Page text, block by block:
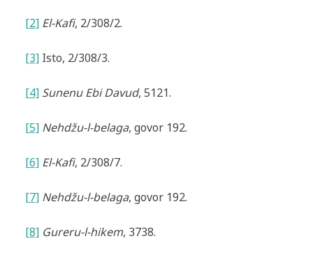
[2] El-Kafi, 2/308/2.
[3]Isto, 2/308/3.
[4] Sunenu Ebi Davud, 5121.
[5] Nehdžu-l-belaga, govor 192.
[6] El-Kafi, 2/308/7.
[7] Nehdžu-l-belaga, govor 192.
[8] Gureru-l-hikem, 3738.